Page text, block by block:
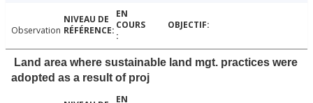
Observation
Land area where sustainable land mgt. practices were
adopted as a result of proj